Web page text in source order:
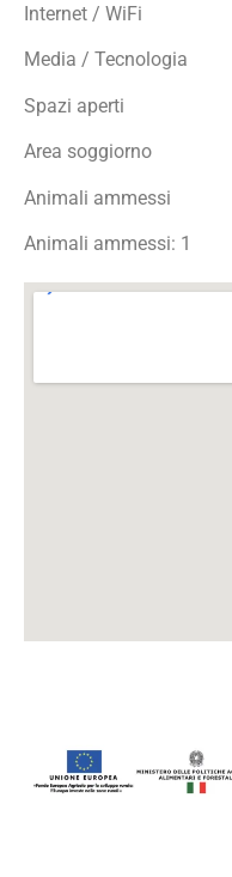
Internet / WiFi
Media / Tecnologia
Spazi aperti
Area soggiorno
Animali ammessi
Animali ammessi: 1